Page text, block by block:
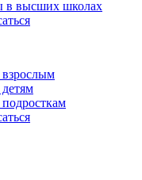
в высших школах